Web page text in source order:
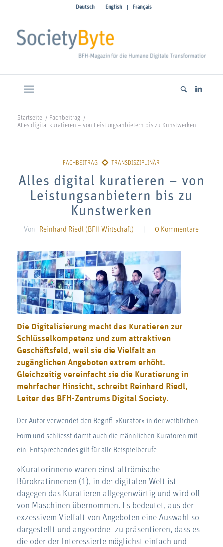
Deutsch English Français
Startseite / Fachbeitrag /
Alles digital kuratieren – von Leistungsanbietern bis zu Kunstwerken
Alles digital kuratieren – von
Leistungsanbietern bis zu
Kunstwerken
Von Reinhard Riedl (BFH Wirtschaft) 0 Kommentare
Die Digitalisierung macht das Kuratieren zur
Schlüsselkompetenz und zum attraktiven
Geschäftsfeld, weil sie die Vielfalt an
zugänglichen Angeboten extrem erhöht.
Gleichzeitig vereinfacht sie die Kuratierung in
mehrfacher Hinsicht, schreibt Reinhard Riedl,
Leiter des BFH-Zentrums Digital Society.
Der Autor verwendet den Begriff «Kurator» in der weiblichen
Form und schliesst damit auch die männlichen Kuratoren mit
ein. Entsprechendes gilt für alle Beispielberufe.
«Kuratorinnen» waren einst altrömische
Bürokratinnenen (1), in der digitalen Welt ist
dagegen das Kuratieren allgegenwärtig und wird oft
von Maschinen übernommen. Es bedeutet, aus der
exzessivem Vielfalt von Angeboten eine Auswahl so
dargestellt und angeordnet zu präsentieren, dass es
die oder der Interessierte möglichst einfach und